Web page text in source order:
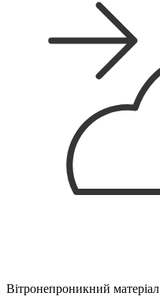
Вітронепроникний матеріал